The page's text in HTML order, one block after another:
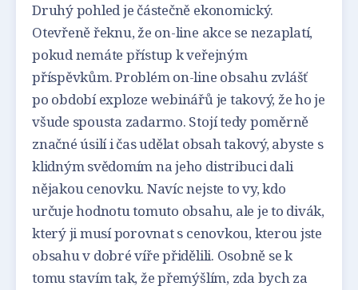
Druhý pohled je částečně ekonomický.
Otevřeně řeknu, že on-line akce se nezaplatí,
pokud nemáte přístup k veřejným
příspěvkům. Problém on-line obsahu zvlášť
po období exploze webinářů je takový, že ho je
všude spousta zadarmo. Stojí tedy poměrně
značné úsilí i čas udělat obsah takový, abyste s
klidným svědomím na jeho distribuci dali
nějakou cenovku. Navíc nejste to vy, kdo
určuje hodnotu tomuto obsahu, ale je to divák,
který ji musí porovnat s cenovkou, kterou jste
obsahu v dobré víře přidělili. Osobně se k
tomu stavím tak, že přemýšlím, zda bych za